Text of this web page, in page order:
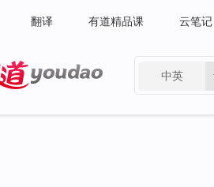
翻译 有道精品课 云笔记
中英